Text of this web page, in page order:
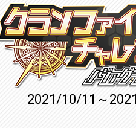
2021/10/11～